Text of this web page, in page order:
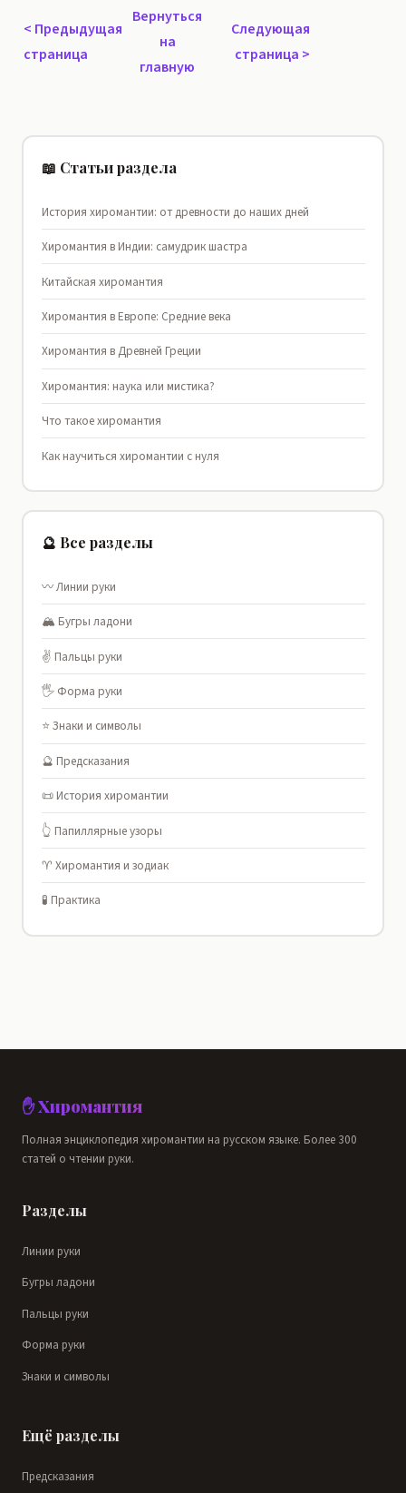
< Предыдущая
страница
Вернуться
на
главную
Следующая
страница >
📖 Статьи раздела
История хиромантии: от древности до наших дней
Хиромантия в Индии: самудрик шастра
Китайская хиромантия
Хиромантия в Европе: Средние века
Хиромантия в Древней Греции
Хиромантия: наука или мистика?
Что такое хиромантия
Как научиться хиромантии с нуля
🔮 Все разделы
〰️ Линии руки
🏔️ Бугры ладони
✌️ Пальцы руки
🖐️ Форма руки
⭐ Знаки и символы
🔮 Предсказания
📜 История хиромантии
👆 Папиллярные узоры
♈ Хиромантия и зодиак
🧪 Практика
✋ Хиромантия
Полная энциклопедия хиромантии на русском языке. Более 300
статей о чтении руки.
Разделы
Линии руки
Бугры ладони
Пальцы руки
Форма руки
Знаки и символы
Ещё разделы
Предсказания